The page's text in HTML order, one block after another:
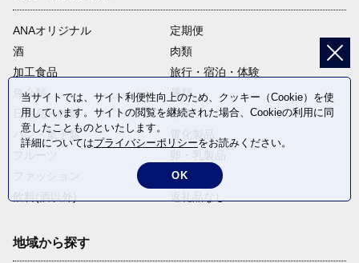
ANAオリジナル
定期便
酒
肉類
加工食品
旅行・宿泊・体験
魚介類
麺類
日用品・雑貨
野菜
パン・菓子類
米・穀物
地域から探す
当サイトでは、サイト利便性向上のため、クッキー（Cookie）を使
用しています。サイトの閲覧を継続された場合、Cookieの利用に同
意したことものといたします。
詳細についてはプライバシーポリシーをお読みください。
OK